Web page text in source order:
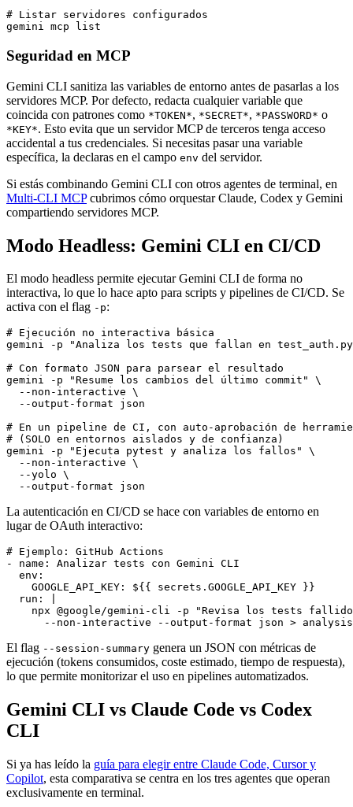
# Listar servidores configurados
Seguridad en MCP
Gemini CLI sanitiza las variables de entorno antes de pasarlas a los
servidores MCP. Por defecto, redacta cualquier variable que
coincida con patrones como *TOKEN*, *SECRET*, *PASSWORD* o
*KEY*. Esto evita que un servidor MCP de terceros tenga acceso
accidental a tus credenciales. Si necesitas pasar una variable
específica, la declaras en el campo env del servidor.
Si estás combinando Gemini CLI con otros agentes de terminal, en
Multi-CLI MCPcubrimos cómo orquestar Claude, Codex y Gemini
compartiendo servidores MCP.
Modo Headless: Gemini CLI en CI/CD
El modo headless permite ejecutar Gemini CLI de forma no
interactiva, lo que lo hace apto para scripts y pipelines de CI/CD. Se
activa con el flag -p:
# Ejecución no interactiva básica
gemini -p "Analiza los tests que fallan en
# Con formato JSON para parsear el resultado
gemini -p "Resume los cambios del último commit" \
  --non-interactive \
  --output-format json
# En un pipeline de CI, con auto-aprobación de
# (SOLO en entornos aislados y de confianza)
gemini -p "Ejecuta pytest y analiza los fallos" \
  --non-interactive \
  --yolo \
La autenticación en CI/CD se hace con variables de entorno en
lugar de OAuth interactivo:
# Ejemplo: GitHub Actions
- name: Analizar tests con Gemini CLI
  env:
    GOOGLE_API_KEY: ${{ secrets.GOOGLE_API_KEY }}
  run: |
npx @google/gemini-cli -p "Revisa los tests
El flag --session-summary genera un JSON con métricas de
ejecución (tokens consumidos, coste estimado, tiempo de respuesta),
lo que permite monitorizar el uso en pipelines automatizados.
Gemini CLI vs Claude Code vs Codex
CLI
Si ya has leído la guía para elegir entre Claude Code, Cursor y
Copilot, esta comparativa se centra en los tres agentes que operan
exclusivamente en terminal.